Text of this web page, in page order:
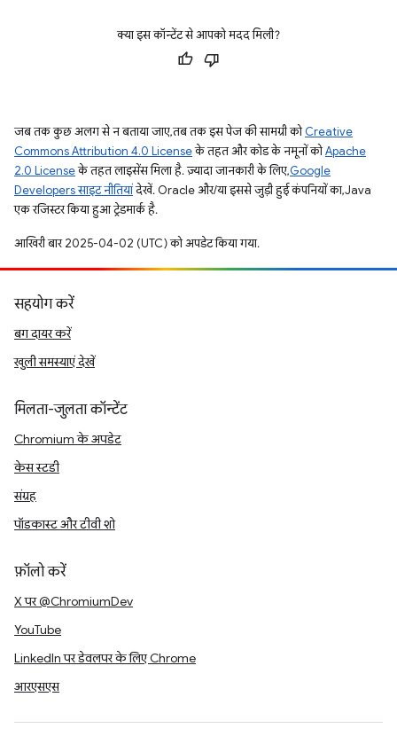
क्या इस कॉन्टेंट से आपको मदद मिली?
जब तक कुछ अलग से न बताया जाए, तब तक इस पेज की सामग्री कोCreative
Commons Attribution 4.0 Licenseके तहत और कोड के नमूनों कोApache
2.0 Licenseके तहत लाइसेंस मिला है. ज़्यादा जानकारी के लिए,Google
Developers साइट नीतियांदेखें. Oracle और/या इससे जुड़ी हुई कंपनियों का, Java
एक रजिस्टर किया हुआ ट्रेडमार्क है.
आखिरी बार 2025-04-02 (UTC) को अपडेट किया गया.
सहयोग करें
बग दायर करें
खुली समस्याएं देखें
मिलता-जुलता कॉन्टेंट
Chromium के अपडेट
केस स्टडी
संग्रह
पॉडकास्ट और टीवी शो
फ़ॉलो करें
X पर @ChromiumDev
YouTube
LinkedIn पर डेवलपर के लिए Chrome
आरएसएस